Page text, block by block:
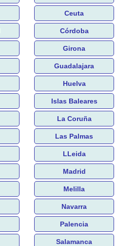
Ceuta
Córdoba
Girona
Guadalajara
Huelva
Islas Baleares
La Coruña
Las Palmas
LLeida
Madrid
Melilla
Navarra
Palencia
Salamanca